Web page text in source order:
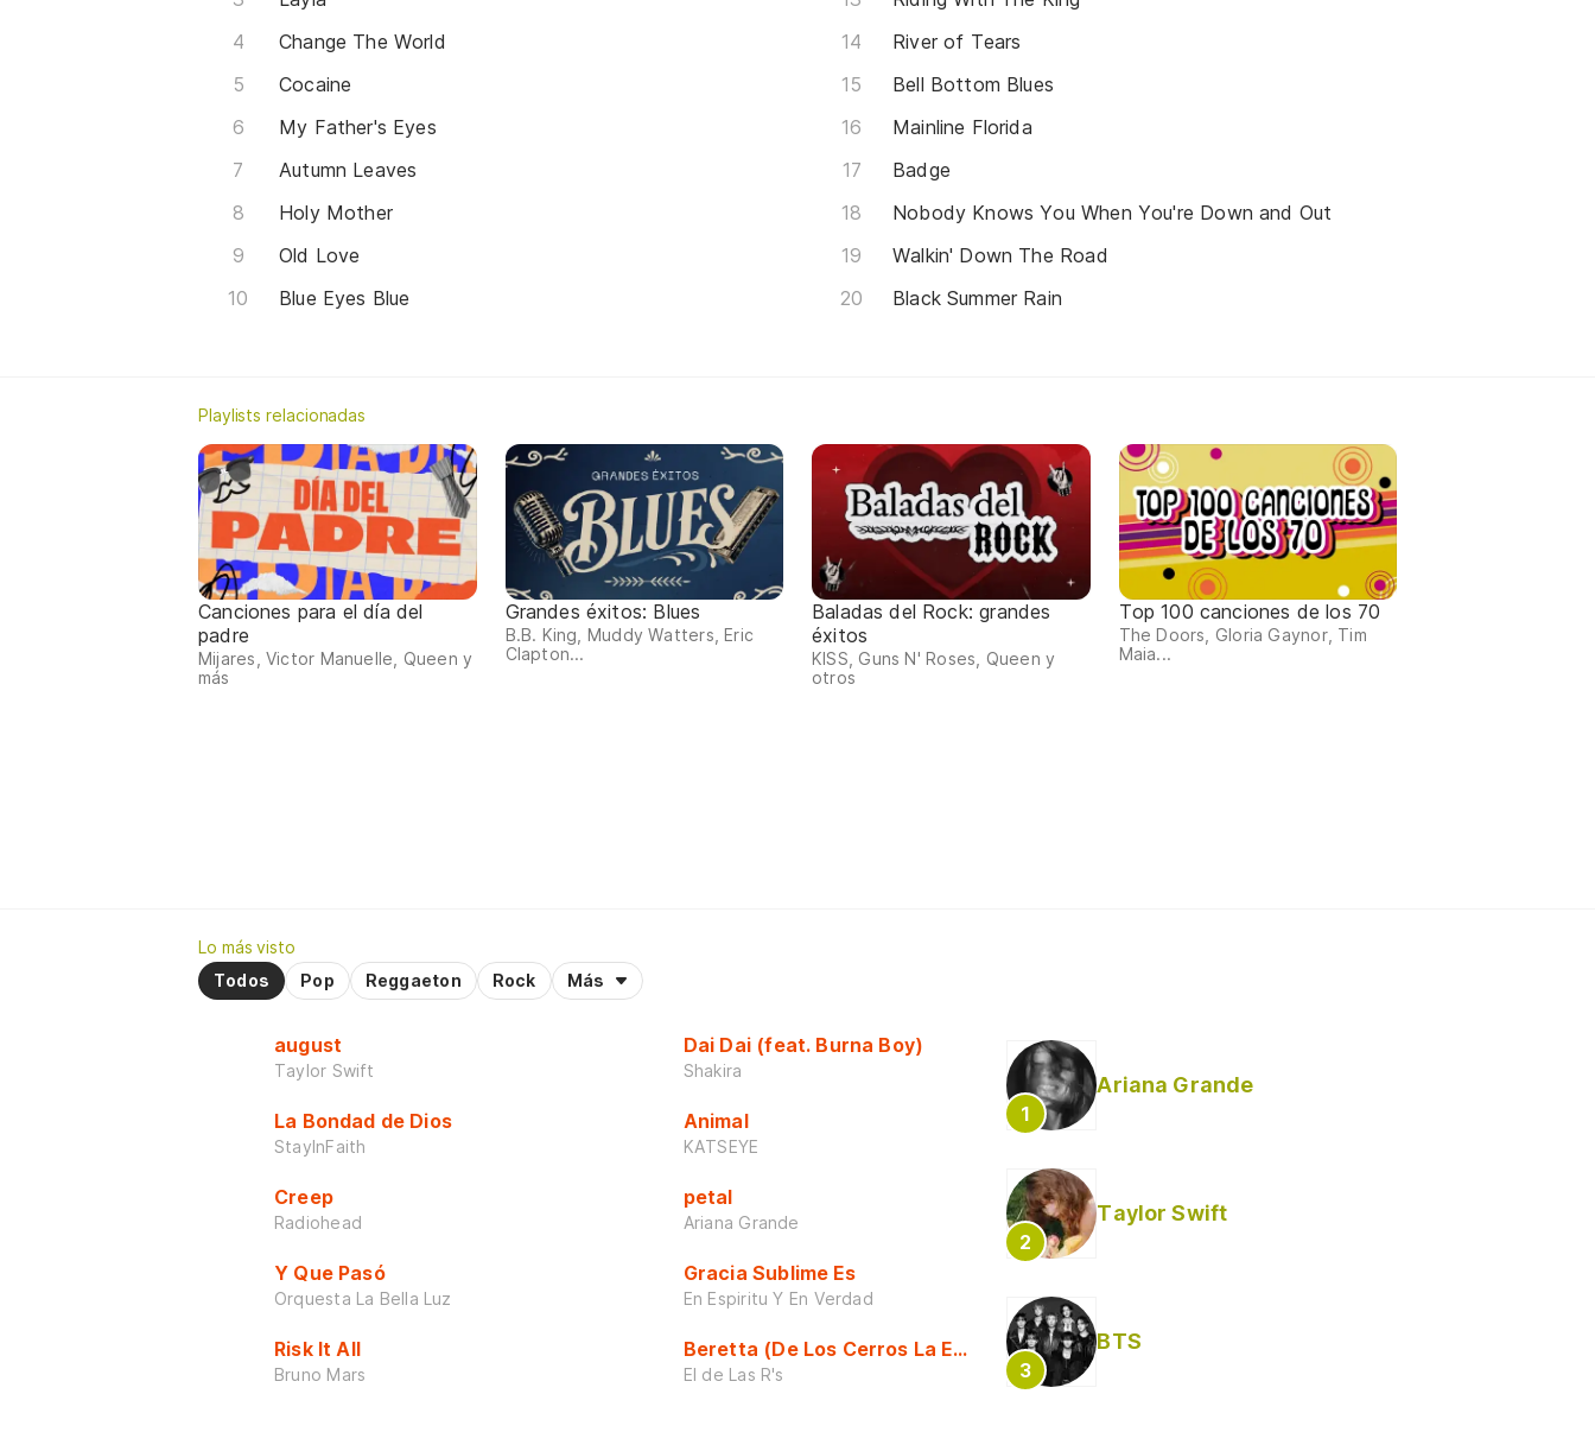
Change The World
Cocaine
My Father's Eyes
Autumn Leaves
Holy Mother
Old Love
Blue Eyes Blue
River of Tears
Bell Bottom Blues
Mainline Florida
Badge
Nobody Knows You When You're Down and Out
Walkin' Down The Road
Black Summer Rain
Playlists relacionadas
Canciones para el día del
padre
Mijares, Victor Manuelle, Queen y
más
Grandes éxitos: Blues
B.B. King, Muddy Watters, Eric
Clapton...
Baladas del Rock: grandes
éxitos
KISS, Guns N' Roses, Queen y
otros
Top 100 canciones de los 70
The Doors, Gloria Gaynor, Tim
Maia...
Lo más visto
Todos
Pop Reggaeton Rock Más
august
Taylor Swift
La Bondad de Dios
StayInFaith
Creep
Radiohead
Y Que Pasó
Orquesta La Bella Luz
Risk It All
Bruno Mars
Dai Dai (feat. Burna Boy)
Shakira
Animal
KATSEYE
petal
Ariana Grande
Gracia Sublime Es
En Espiritu Y En Verdad
Beretta (De Los Cerros La Escuela)
El de Las R's
Ariana Grande
Taylor Swift
BTS